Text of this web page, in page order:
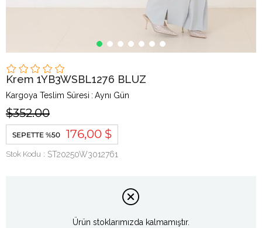
Krem 1YB3WSBL1276 BLUZ
Kargoya Teslim Süresi : Aynı Gün
$352.00
SEPETTE %50 176,00 $
Stok Kodu ST20250W3012761
Ürün stoklarımızda kalmamıştır.